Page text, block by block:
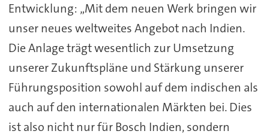
Entwicklung: „Mit dem neuen Werk bringen wir
unser neues weltweites Angebot nach Indien.
Die Anlage trägt wesentlich zur Umsetzung
unserer Zukunftspläne und Stärkung unserer
Führungsposition sowohl auf dem indischen als
auch auf den internationalen Märkten bei. Dies
ist also nicht nur für Bosch Indien, sondern